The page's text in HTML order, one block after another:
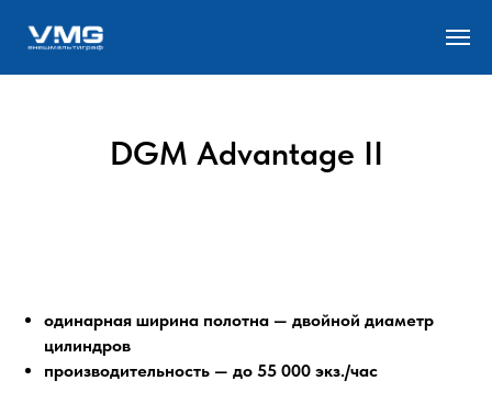
DGM Advantage II
одинарная ширина полотна — двойной диаметр
цилиндров
производительность — до 55 000 экз./час